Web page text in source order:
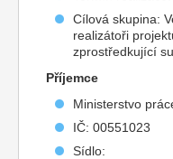
Cílová skupina:
realizátoři
zprostředkující
Příjemce
Ministerstvo
IČ: 00551023
Sídlo: